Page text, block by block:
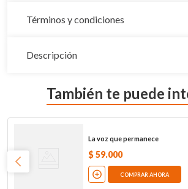
Términos y condiciones
Descripción
También te puede
La voz que permanece
$ 59.000
COMPRAR AHORA